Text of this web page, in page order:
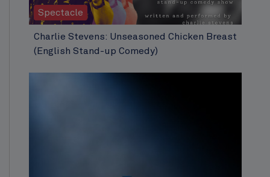
Spectacle
Charlie Stevens: Unseasoned Chicken Breast
(English Stand-up Comedy)